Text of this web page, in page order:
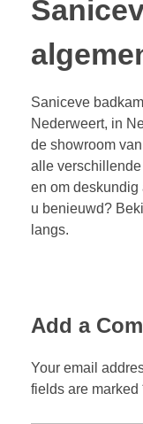
Saniceve
Nederweert, in
de showroom
alle
en om deskundig
u benieuwd?
langs.
Add a
Your email
fields are marked